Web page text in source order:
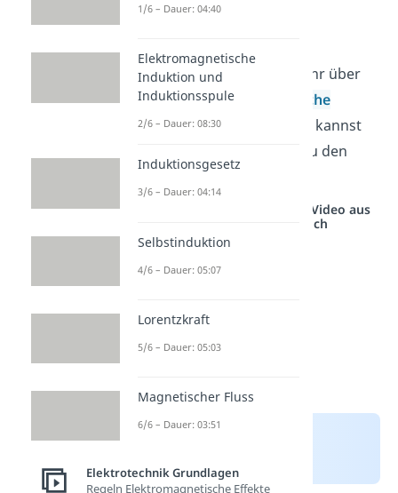
beschreiben. Wenn du mehr über
Stromdichte und
elektrische
Feldstärkeerfahren willst, kannst
du gerne unsere Videos zu den
Themen anschauen.
Studyflix vernetzt: Hier ein Video aus
einem anderen Bereich
1/6 – Dauer: 04:40
Elektromagnetische
Induktion und
Induktionsspule
2/6 – Dauer: 08:30
Induktionsgesetz
3/6 – Dauer: 04:14
Selbstinduktion
4/6 – Dauer: 05:07
Lorentzkraft
5/6 – Dauer: 05:03
Magnetischer Fluss
6/6 – Dauer: 03:51
Elektrotechnik Grundlagen
Regeln Elektromagnetische Effekte